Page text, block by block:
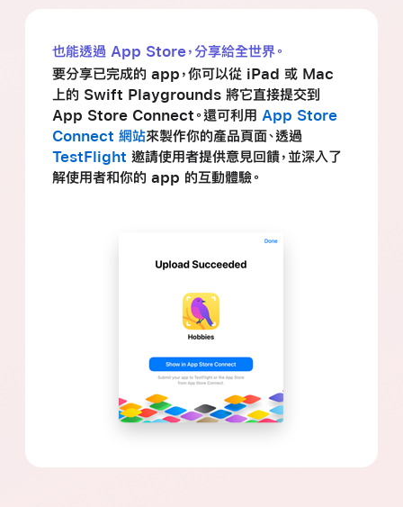
也能透過 App Store，分享給全世界。
要分享已完成的 app，你可以從 iPad 或 Mac
上的 Swift Playgrounds 將它直接提交到
App Store Connect。還可利用 App Store
Connect 網站來製作你的產品頁面、透過
TestFlight 邀請使用者提供意見回饋，並深入了
解使用者和你的 app 的互動體驗。